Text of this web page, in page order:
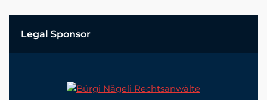
Legal Sponsor